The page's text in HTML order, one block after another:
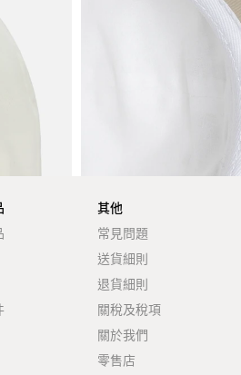
其他
常見問題
送貨細則
退貨細則
關稅及稅項
關於我們
零售店